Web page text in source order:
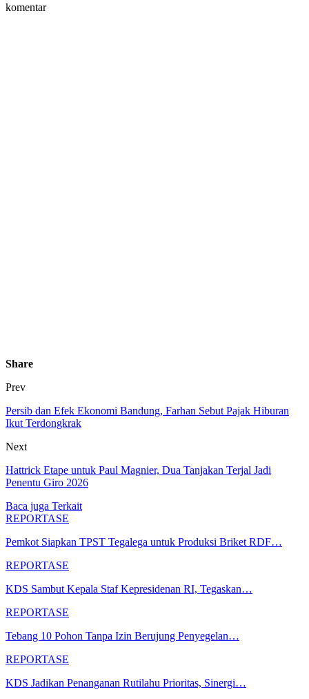
komentar
Share
Prev
Persib dan Efek Ekonomi Bandung, Farhan Sebut Pajak Hiburan
Ikut Terdongkrak
Next
Hattrick Etape untuk Paul Magnier, Dua Tanjakan Terjal Jadi
Penentu Giro 2026
Baca juga Terkait
REPORTASE
Pemkot Siapkan TPST Tegalega untuk Produksi Briket RDF…
REPORTASE
KDS Sambut Kepala Staf Kepresidenan RI, Tegaskan…
REPORTASE
Tebang 10 Pohon Tanpa Izin Berujung Penyegelan…
REPORTASE
KDS Jadikan Penanganan Rutilahu Prioritas, Sinergi…